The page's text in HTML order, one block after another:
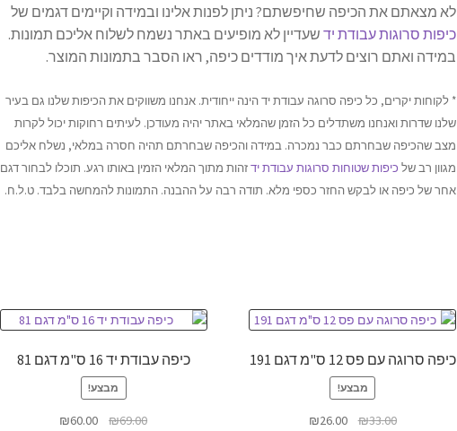
לא מצאתם את הכיפה שחיפשתם? ניתן לפנות אלינו ובמידה וקיימים דגמים של
כיפות סרוגות עבודת ידשעדיין לא מופיעים באתר נשמח לשלוח אליכם תמונות.
במידה ואתם רוצים לדעת איך מודדים כיפה, ראו הסבר בתמונות המוצר.
* לקוחות יקרים, כל כיפה סרוגה עבודת יד הינה ייחודית. אנחנו משווקים את הכיפות שלנו גם בעיר
שלנו שדרות ואנחנו משתדלים כל הזמן שהמלאי באתר יהיה מעודכן. לעיתים רחוקות יכול לקרות
מצב שהכיפה שבחרתם כבר נמכרה. במידה והכיפה שבחרתם תהיה חסרה במלאי, נשלח אליכם
מגוון רב של כיפות שטוחות סרוגות עבודת ידזהות מתוך המלאי הזמין באותו רגע. תוכלו לבחור דגם
אחר של כיפה או לבקש החזר כספי מלא. תודה רבה על ההבנה. התמונות להמחשה בלבד. ט.ל.ח.
כיפה סרוגה עם פס 12 ס"מ דגם 191
מבצע!
₪33.00
המחיר₪26.00
כיפה עבודת יד 16 ס"מ דגם 81
מבצע!
₪69.00
המחיר₪60.00
המחיר